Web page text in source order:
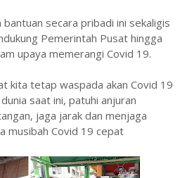
secara pribadi ini sekaligis
Pemerintah Pusat hingga
upaya memerangi Covid 19.
kita tetap waspada akan Covid 19
saat ini, patuhi anjuran
jaga jarak dan menjaga
musibah Covid 19 cepat